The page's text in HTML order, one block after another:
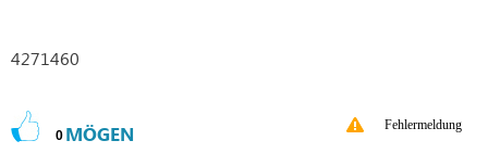
4271460
0 MÖGEN Fehlermeldung